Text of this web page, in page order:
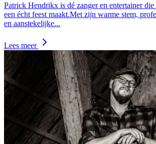
Patrick Hendrikx is dé zanger en entertainer
een écht feest maakt.Met zijn warme stem,
en aanstekelijke...
Lees meer